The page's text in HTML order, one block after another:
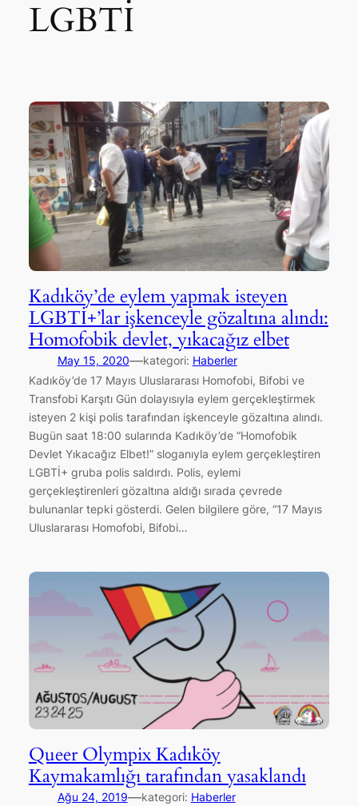
LGBTİ
Kadıköy’de eylem yapmak isteyen
LGBTİ+’lar işkenceyle gözaltına alındı:
Homofobik devlet, yıkacağız elbet
May 15, 2020—kategori: Haberler
Kadıköy’de 17 Mayıs Uluslararası Homofobi, Bifobi ve
Transfobi Karşıtı Gün dolayısıyla eylem gerçekleştirmek
isteyen 2 kişi polis tarafından işkenceyle gözaltına alındı.
Bugün saat 18:00 sularında Kadıköy’de “Homofobik
Devlet Yıkacağız Elbet!” sloganıyla eylem gerçekleştiren
LGBTİ+ gruba polis saldırdı. Polis, eylemi
gerçekleştirenleri gözaltına aldığı sırada çevrede
bulunanlar tepki gösterdi. Gelen bilgilere göre, “17 Mayıs
Uluslararası Homofobi, Bifobi…
Queer Olympix Kadıköy
Kaymakamlığı tarafından yasaklandı
Ağu 24, 2019—kategori: Haberler